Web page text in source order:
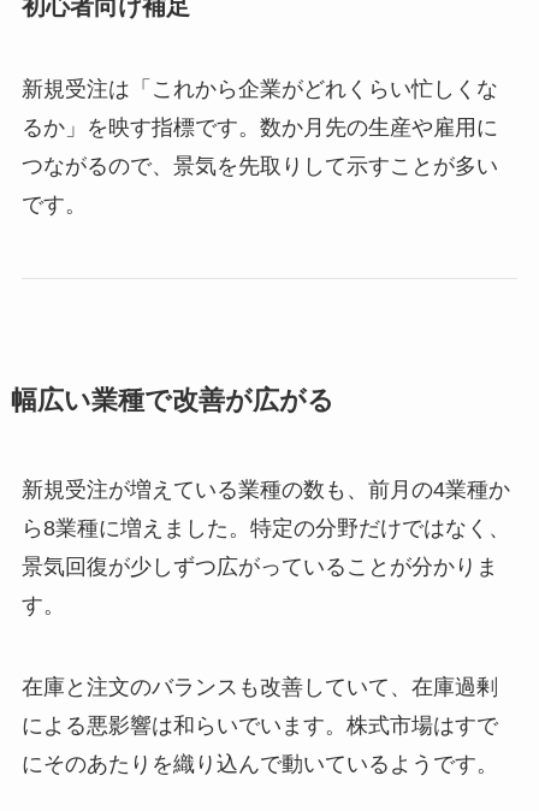
初心者向け補足
新規受注は「これから企業がどれくらい忙しくな
るか」を映す指標です。数か月先の生産や雇用に
つながるので、景気を先取りして示すことが多い
です。
幅広い業種で改善が広がる
新規受注が増えている業種の数も、前月の4業種か
ら8業種に増えました。特定の分野だけではなく、
景気回復が少しずつ広がっていることが分かりま
す。
在庫と注文のバランスも改善していて、在庫過剰
による悪影響は和らいでいます。株式市場はすで
にそのあたりを織り込んで動いているようです。